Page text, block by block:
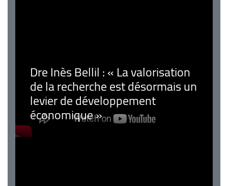
Dre Inès Bellil : « La valorisation
de la recherche est désormais un
levier de développement
économique »